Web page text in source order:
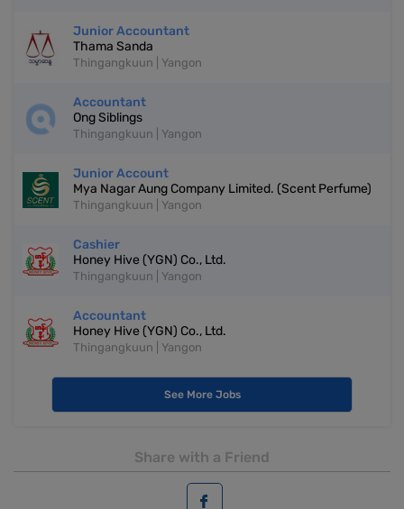
Junior Accountant
Thama Sanda
Thingangkuun | Yangon
Accountant
Ong Siblings
Thingangkuun | Yangon
Junior Account
Mya Nagar Aung Company Limited. (Scent Perfume)
Thingangkuun | Yangon
Cashier
Honey Hive (YGN) Co., Ltd.
Thingangkuun | Yangon
Accountant
Honey Hive (YGN) Co., Ltd.
Thingangkuun | Yangon
See More Jobs
Share with a Friend